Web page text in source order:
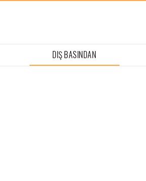
DIŞ BASINDAN